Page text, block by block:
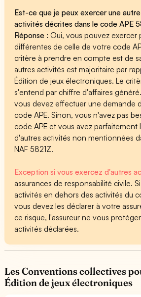
Est-ce que je peux exercer une
activités décrites dans le code APE
Réponse :Oui, vous pouvez exercer
différentes de celle de votre code
critère à prendre en compte est de
autres activités est majoritaire par
Édition de jeux électroniques. Le
s'entend par chiffre d'affaires
vous devez effectuer une demande
code APE. Sinon, vous n'avez pas
code APE et vous avez
d'autres activités non mentionnées
NAF 5821Z.
Exception si vous exercez d'autres
assurances de responsabilité civile.
activités en dehors des activités du
vous devez les déclarer à votre
ce risque, l'assureur ne vous
activités déclarées.
Les Conventions collectives
Édition de jeux électroniques